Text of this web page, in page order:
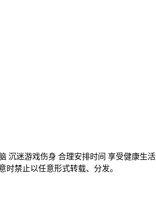
沉迷游戏伤身 合理安排时间 享受健康生活
禁止以任意形式转载、分发。